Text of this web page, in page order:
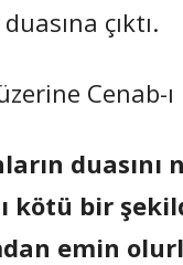
çıktı.
Cenab-
kötü bir
emin